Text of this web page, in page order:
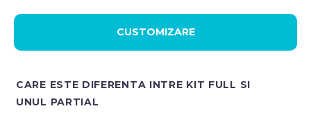
CUSTOMIZARE
CARE ESTE DIFERENTA INTRE KIT FULL SI
UNUL PARTIAL